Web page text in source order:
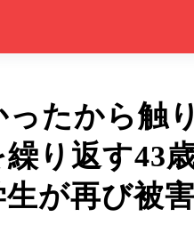
ったから触
り返す43
が再び被